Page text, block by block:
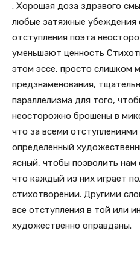
. Хорошая доза здравого
любые затяжные убеждения
отступления поэта
уменьшают ценность
этом эссе, просто слишком
предзнаменования,
параллелизма для того,
неосторожно брошены в
что за всеми
определенный
ясный, чтобы позволить
что каждый из них играет
стихотворении. Другими
все отступления в той или
художественно оправданы.